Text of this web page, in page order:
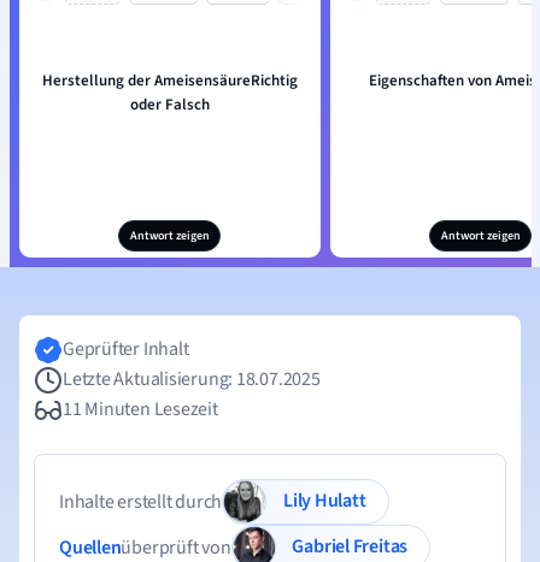
Herstellung der AmeisensäureRichtig
oder Falsch
Antwort zeigen
Eigenschaften von
Antwort zeigen
Geprüfter Inhalt
Letzte Aktualisierung: 18.07.2025
11 Minuten Lesezeit
Inhalte erstellt durch
Lily Hulatt
Quellenüberprüft von
Gabriel Freitas